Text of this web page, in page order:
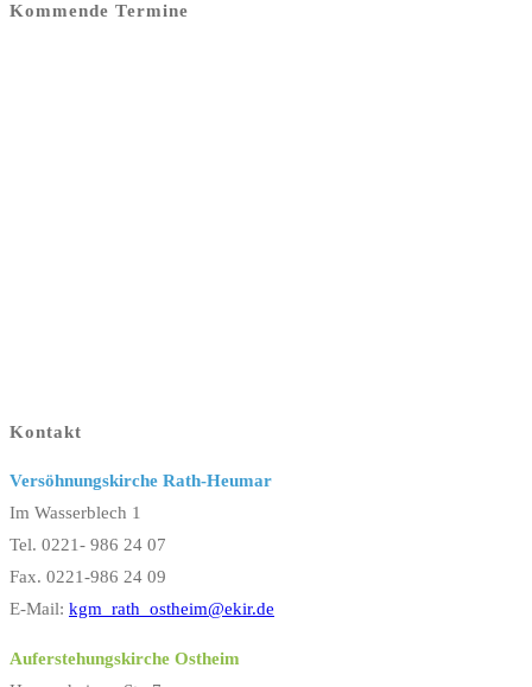
Kommende Termine
Kontakt
Versöhnungskirche Rath-Heumar
Im Wasserblech 1
Tel. 0221- 986 24 07
Fax. 0221-986 24 09
E-Mail: kgm_rath_ostheim@ekir.de
Auferstehungskirche Ostheim